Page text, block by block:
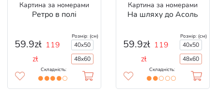
Картина за номерами
Ретро в полі
59.9zł 119
zł
Розмір: (см)
40x50
48x60
Складність:
Картина за номерами
На шляху до Асоль
59.9zł 119
zł
Розмір: (см)
40x50
48x60
Складність: